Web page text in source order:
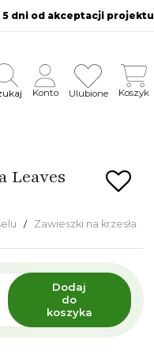
5 dni od akceptacji projektu
Konto Ulubione Koszyk
Leaves
Zawieszki na krzesła
Dodaj
do
koszyka